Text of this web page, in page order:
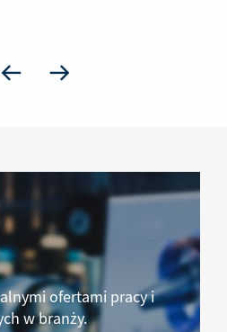
ofertami pracy i
w branży.